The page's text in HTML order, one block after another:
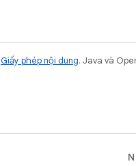
Giấy phép nội dung. Java và